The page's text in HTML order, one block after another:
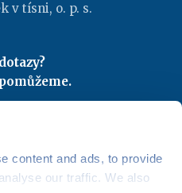
content and ads, to provide
our traffic. We also
v tísni, o. p. s.
|Kariéra
|Cookies